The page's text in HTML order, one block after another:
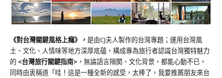
《對台灣關鍵風格上癮》 ， 是由CJ夫人製作的台灣專題；運用台灣風
土、文化、人情味等地方深厚底蘊，構成專為旅行者認識台灣獨特魅力
的 <台灣旅行關鍵指南> ，無論語言隔閡、文化背景，都能心動不已，
同時由衷稱道「哇！這是一種全新的感受，太棒了，我要推薦朋友來台